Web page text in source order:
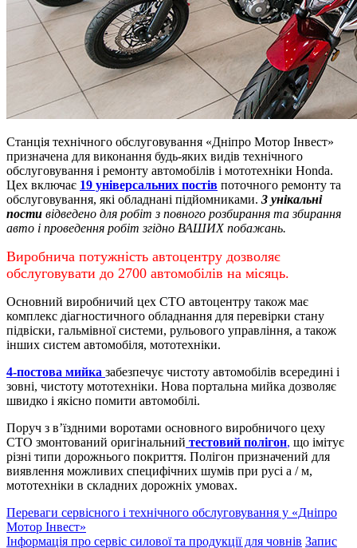
Станція технічного обслуговування «Дніпро Мотор Інвест»
призначена для виконання будь-яких видів технічного
обслуговування і ремонту автомобілів і мототехніки Honda.
Цех включає 19 універсальних постів поточного ремонту та
обслуговування, які обладнані підйомниками. 3 унікальні
пости відведено для робіт з повного розбирання та збирання
авто і проведення робіт згідно ВАШИХ побажань.
Виробнича потужність автоцентру дозволяє
обслуговувати до 2700 автомобілів на місяць.
Основний виробничий цех СТО автоцентру також має
комплекс діагностичного обладнання для перевірки стану
підвіски, гальмівної системи, рульового управління, а також
інших систем автомобіля, мототехніки.
4-постова мийка забезпечує чистоту автомобілів всередині і
зовні, чистоту мототехніки. Нова портальна мийка дозволяє
швидко і якісно помити автомобілі.
Поруч з в’їздними воротами основного виробничого цеху
СТО змонтований оригінальний тестовий полігон, що імітує
різні типи дорожнього покриття. Полігон призначений для
виявлення можливих специфічних шумів при русі а / м,
мототехніки в складних дорожніх умовах.
Переваги сервісного і технічного обслуговування у «Дніпро
Мотор Інвест»
Інформація про сервіс силової та продукції для човнів Запис